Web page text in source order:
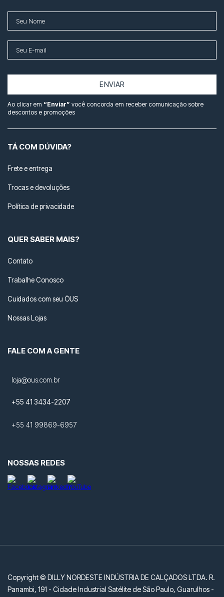
ENVIAR
Ao clicar em “Enviar” você concorda em receber comunicação sobre
descontos e promoções
TÁ COM DÚVIDA?
Frete e entrega
Trocas e devoluções
Política de privacidade
QUER SABER MAIS?
Contato
Trabalhe Conosco
Cuidados com seu ÖUS
Nossas Lojas
FALE COM A GENTE
loja@ous.com.br
+55 41 3434-2207
+55 41 99869-6957
NOSSAS REDES
Copyright © DILLY NORDESTE INDÚSTRIA DE CALÇADOS LTDA. R.
Panambi, 191 - Cidade Industrial Satélite de São Paulo, Guarulhos -